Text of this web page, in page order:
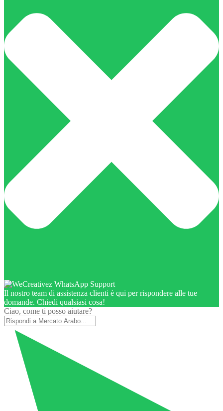
Il nostro team di assistenza clienti è qui per rispondere alle tue
domande. Chiedi qualsiasi cosa!
Ciao, come ti posso aiutare?